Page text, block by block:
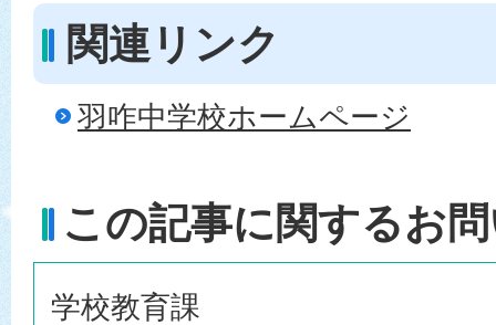
関連リンク
羽咋中学校ホームページ
この記事に関するお
学校教育課